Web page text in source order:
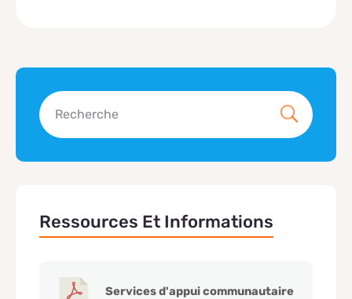
Ressources Et Informations
Services d'appui communautaire